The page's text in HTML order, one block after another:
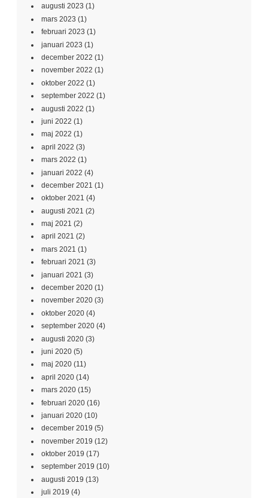
augusti 2023 (1)
mars 2023 (1)
februari 2023 (1)
januari 2023 (1)
december 2022 (1)
november 2022 (1)
oktober 2022 (1)
september 2022 (1)
augusti 2022 (1)
juni 2022 (1)
maj 2022 (1)
april 2022 (3)
mars 2022 (1)
januari 2022 (4)
december 2021 (1)
oktober 2021 (4)
augusti 2021 (2)
maj 2021 (2)
april 2021 (2)
mars 2021 (1)
februari 2021 (3)
januari 2021 (3)
december 2020 (1)
november 2020 (3)
oktober 2020 (4)
september 2020 (4)
augusti 2020 (3)
juni 2020 (5)
maj 2020 (11)
april 2020 (14)
mars 2020 (15)
februari 2020 (16)
januari 2020 (10)
december 2019 (5)
november 2019 (12)
oktober 2019 (17)
september 2019 (10)
augusti 2019 (13)
juli 2019 (4)